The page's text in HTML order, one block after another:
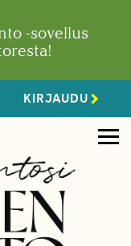
-sovellus
KIRJAUDU